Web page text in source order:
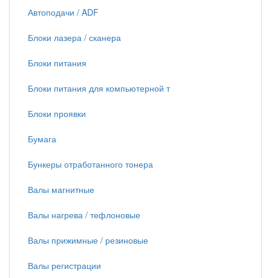
Автоподачи / ADF
Блоки лазера / сканера
Блоки питания
Блоки питания для компьютерной т
Блоки проявки
Бумага
Бункеры отработанного тонера
Валы магнитные
Валы нагрева / тефлоновые
Валы прижимные / резиновые
Валы регистрации